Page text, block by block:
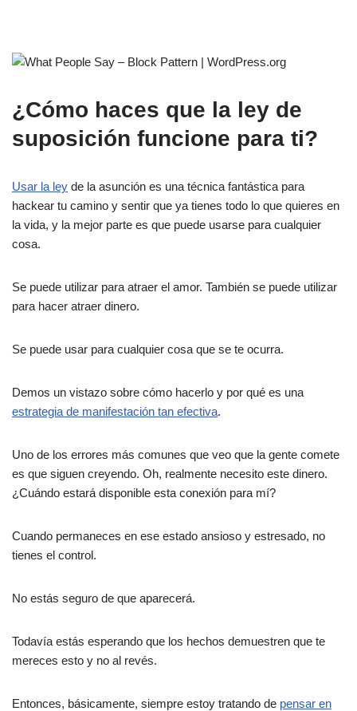
¿Cómo haces que la ley de
suposición funcione para ti?
Usar la ley de la asunción es una técnica fantástica para
hackear tu camino y sentir que ya tienes todo lo que quieres en
la vida, y la mejor parte es que puede usarse para cualquier
cosa.
Se puede utilizar para atraer el amor. También se puede utilizar
para hacer atraer dinero.
Se puede usar para cualquier cosa que se te ocurra.
Demos un vistazo sobre cómo hacerlo y por qué es una
estrategia de manifestación tan efectiva.
Uno de los errores más comunes que veo que la gente comete
es que siguen creyendo. Oh, realmente necesito este dinero.
¿Cuándo estará disponible esta conexión para mí?
Cuando permaneces en ese estado ansioso y estresado, no
tienes el control.
No estás seguro de que aparecerá.
Todavía estás esperando que los hechos demuestren que te
mereces esto y no al revés.
Entonces, básicamente, siempre estoy tratando de pensar en